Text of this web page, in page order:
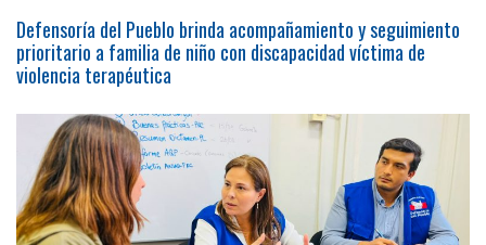
Defensoría del Pueblo brinda acompañamiento y seguimiento
prioritario a familia de niño con discapacidad víctima de
violencia terapéutica